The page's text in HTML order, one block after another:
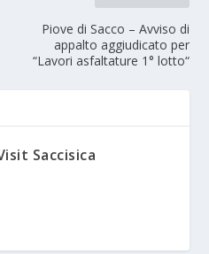
Piove di Sacco – Avviso di
appalto aggiudicato per
“Lavori asfaltature 1° lotto“
Saccisica